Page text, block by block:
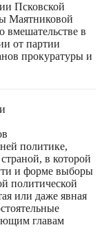
Псковской
Маятниковой
вмешательстве в
от партии
прокуратуры и
политике,
в которой
и форме выборы
политической
или даже явная
главам